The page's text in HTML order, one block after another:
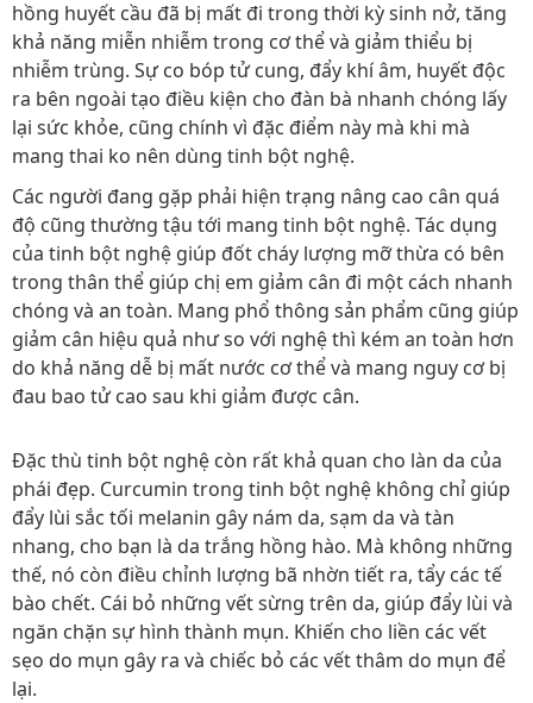
hồng huyết cầu đã bị mất đi trong thời kỳ sinh nở, tăng
khả năng miễn nhiễm trong cơ thể và giảm thiểu bị
nhiễm trùng. Sự co bóp tử cung, đẩy khí âm, huyết độc
ra bên ngoài tạo điều kiện cho đàn bà nhanh chóng lấy
lại sức khỏe, cũng chính vì đặc điểm này mà khi mà
mang thai ko nên dùng tinh bột nghệ.
Các người đang gặp phải hiện trạng nâng cao cân quá
độ cũng thường tậu tới mang tinh bột nghệ. Tác dụng
của tinh bột nghệ giúp đốt cháy lượng mỡ thừa có bên
trong thân thể giúp chị em giảm cân đi một cách nhanh
chóng và an toàn. Mang phổ thông sản phẩm cũng giúp
giảm cân hiệu quả như so với nghệ thì kém an toàn hơn
do khả năng dễ bị mất nước cơ thể và mang nguy cơ bị
đau bao tử cao sau khi giảm được cân.
Đặc thù tinh bột nghệ còn rất khả quan cho làn da của
phái đẹp. Curcumin trong tinh bột nghệ không chỉ giúp
đẩy lùi sắc tối melanin gây nám da, sạm da và tàn
nhang, cho bạn là da trắng hồng hào. Mà không những
thế, nó còn điều chỉnh lượng bã nhờn tiết ra, tẩy các tế
bào chết. Cái bỏ những vết sừng trên da, giúp đẩy lùi và
ngăn chặn sự hình thành mụn. Khiến cho liền các vết
sẹo do mụn gây ra và chiếc bỏ các vết thâm do mụn để
lại.